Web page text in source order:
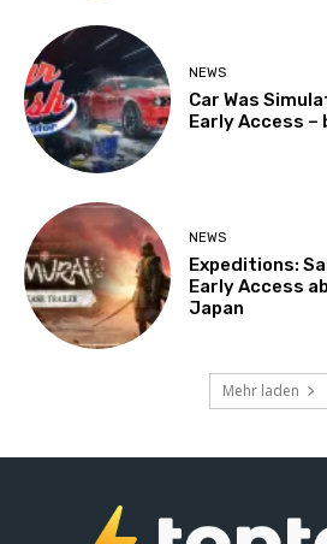
NEWS
Car Was
Early Access –
NEWS
Expeditions:
Early Access
Japan
Mehr laden